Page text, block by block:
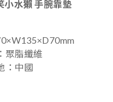
小水獺 手腕靠墊
聚脂纖維
：中國